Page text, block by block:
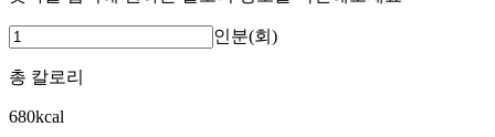
인분(회)
총 칼로리
680kcal